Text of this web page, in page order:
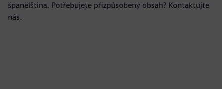
španělština. Potřebujete přizpůsobený obsah? Kontaktujte
nás.